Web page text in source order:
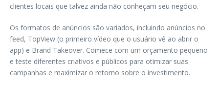
clientes locais que talvez ainda não conheçam seu negócio.
Os formatos de anúncios são variados, incluindo anúncios no
feed, TopView (o primeiro vídeo que o usuário vê ao abrir o
app) e Brand Takeover. Comece com um orçamento pequeno
e teste diferentes criativos e públicos para otimizar suas
campanhas e maximizar o retorno sobre o investimento.